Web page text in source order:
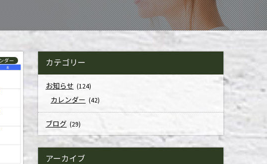
ダー カテゴリー
お知らせ (124)
カレンダー (42)
ブログ (29)
アーカイブ